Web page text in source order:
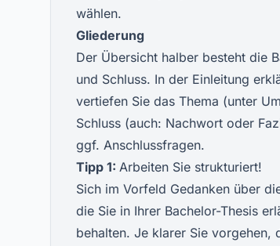
wählen.
Gliederung
Der Übersicht halber besteht die
und Schluss. In der Einleitung
vertiefen Sie das Thema (unter
Schluss (auch: Nachwort oder
ggf. Anschlussfragen.
Tipp 1: Arbeiten Sie strukturiert!
Sich im Vorfeld Gedanken über
die Sie in Ihrer Bachelor-Thesis
behalten. Je klarer Sie vorgehen,